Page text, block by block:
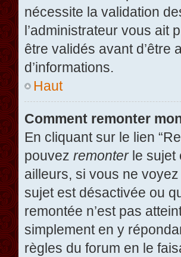
nécessite la validation
l’administrateur vous ait
être validés avant d’être
d’informations.
Haut
Comment remonter
En cliquant sur le lien
pouvez remonterle sujet
ailleurs, si vous ne
sujet est désactivée ou
remontée n’est pas
simplement en y
règles du forum en le